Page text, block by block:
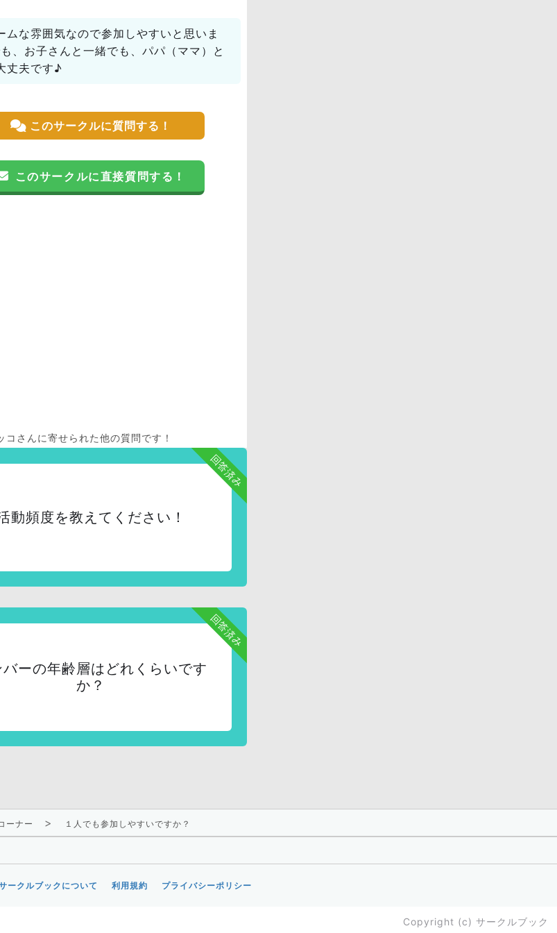
ムな雰囲気なので参加しやすいと思いま
、お子さんと一緒でも、パパ（ママ）と
丈夫です♪
このサークルに質問する！
このサークルに直接質問する！
さんに寄せられた他の質問です！
回答済み
動頻度を教えてください！
回答済み
バーの年齢層はどれくらいです
か？
ーナー １人でも参加しやすいですか？
ークルブックについて 利用規約 プライバシーポリシー
Copyright (c) サークルブック